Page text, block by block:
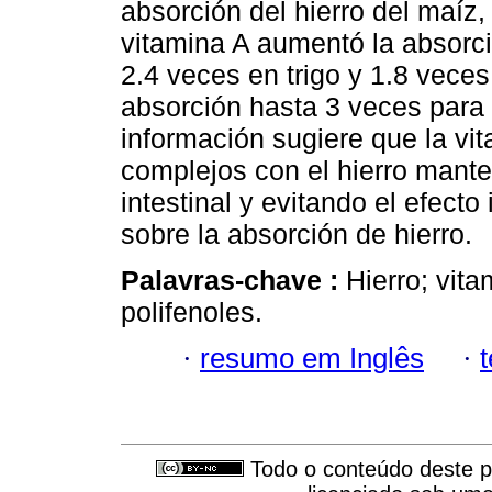
absorción del hierro del
vitamina A aumentó la
2.4 veces en trigo y 1.8
absorción hasta 3 veces
información sugiere que la
complejos con el hierro
intestinal y evitando el
sobre la absorción de hierro.
Palavras-chave : Hierro;
polifenoles.
· resumo em Inglês ·
Todo o conteúdo deste